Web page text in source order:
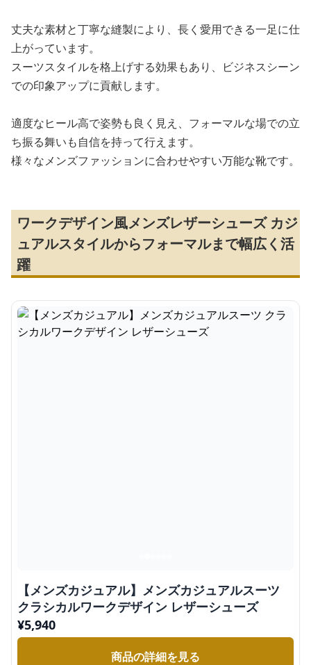
丈夫な素材と丁寧な縫製により、長く愛用できる一足に仕
上がっています。
スーツスタイルを格上げする効果もあり、ビジネスシーン
での印象アップに貢献します。
適度なヒール高で姿勢も良く見え、フォーマルな場での立
ち振る舞いも自信を持って行えます。
様々なメンズファッションに合わせやすい万能な靴です。
ワークデザイン風メンズレザーシューズ カジ
ュアルスタイルからフォーマルまで幅広く活
躍
【メンズカジュアル】メンズカジュアルスーツ
クラシカルワークデザイン レザーシューズ
¥5,940
商品の詳細を見る